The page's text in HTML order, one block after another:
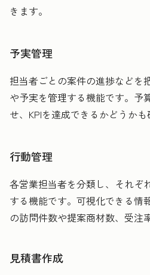
きます。
予実管理
担当者ごとの案件の進捗などを
や予実を管理する機能です。予
せ、KPIを達成できるかどうかも
行動管理
各営業担当者を分類し、それぞ
する機能です。可視化できる情
の訪問件数や提案商材数、受注
見積書作成